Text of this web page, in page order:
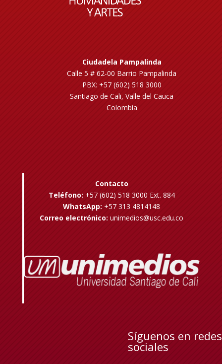
Ciudadela Pampalinda
Calle 5 # 62-00 Barrio Pampalinda
PBX: +57 (602) 518 3000
Santiago de Cali, Valle del Cauca
Colombia
Contacto
Teléfono: +57 (602) 518 3000 Ext. 884
WhatsApp: +57 313 4814148
Correo electrónico: unimedios@usc.edu.co
Síguenos en redes
sociales